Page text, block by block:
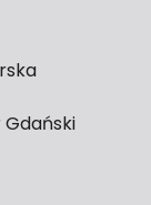
Gdański